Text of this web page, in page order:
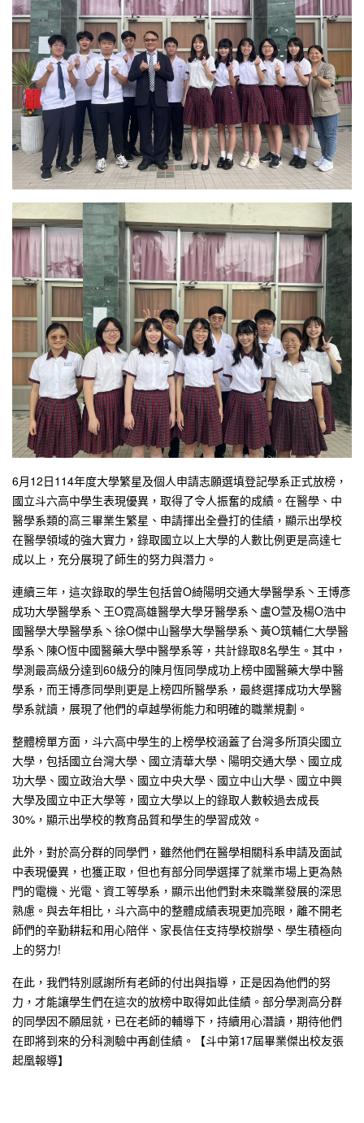
6月12日114年度大學繁星及個人申請志願選填登記學系正式放榜，
國立斗六高中學生表現優異，取得了令人振奮的成績。在醫學、中
醫學系類的高三畢業生繁星、申請揮出全疊打的佳績，顯示出學校
在醫學領域的強大實力，錄取國立以上大學的人數比例更是高達七
成以上，充分展現了師生的努力與潛力。
連續三年，這次錄取的學生包括曾O綺陽明交通大學醫學系丶王博彥
成功大學醫學系丶王O霓高雄醫學大學牙醫學系丶盧O萱及楊O浩中
國醫學大學醫學系丶徐O傑中山醫學大學醫學系丶黃O筑輔仁大學醫
學系丶陳O恆中國醫藥大學中醫學系等，共計錄取8名學生。其中，
學測最高級分達到60級分的陳月恆同學成功上榜中國醫藥大學中醫
學系，而王博彥同學則更是上榜四所醫學系，最終選擇成功大學醫
學系就讀，展現了他們的卓越學術能力和明確的職業規劃。
整體榜單方面，斗六高中學生的上榜學校涵蓋了台灣多所頂尖國立
大學，包括國立台灣大學、國立清華大學、陽明交通大學、國立成
功大學、國立政治大學、國立中央大學、國立中山大學、國立中興
大學及國立中正大學等，國立大學以上的錄取人數較過去成長
30%，顯示出學校的教育品質和學生的學習成效。
此外，對於高分群的同學們，雖然他們在醫學相關科系申請及面試
中表現優異，也獲正取，但也有部分同學選擇了就業市場上更為熱
門的電機、光電、資工等學系，顯示出他們對未來職業發展的深思
熟慮。與去年相比，斗六高中的整體成績表現更加亮眼，離不開老
師們的辛勤耕耘和用心陪伴、家長信任支持學校辦學、學生積極向
上的努力!
在此，我們特別感謝所有老師的付出與指導，正是因為他們的努
力，才能讓學生們在這次的放榜中取得如此佳績。部分學測高分群
的同學因不願屈就，已在老師的輔導下，持續用心潛讀，期待他們
在即將到來的分科測驗中再創佳績。【斗中第17屆畢業傑出校友張
起凰報導】